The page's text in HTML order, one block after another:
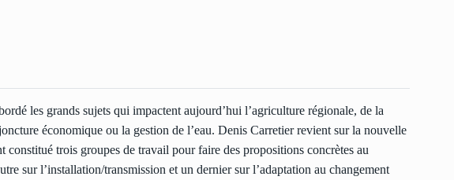
les grands sujets qui impactent aujourd’hui l’agriculture régionale, de la
économique ou la gestion de l’eau. Denis Carretier revient sur la nouvelle
trois groupes de travail pour faire des propositions concrètes au
sur l’installation/transmission et un dernier sur l’adaptation au changement